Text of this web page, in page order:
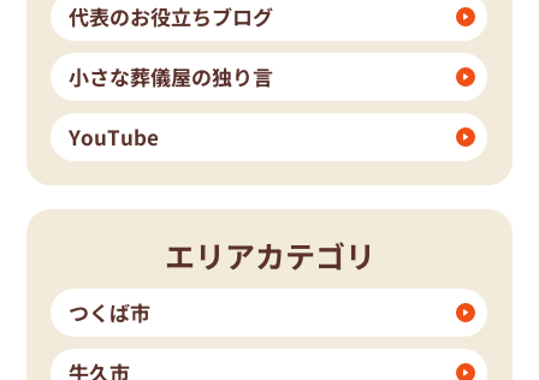
代表のお役立ちブログ
小さな葬儀屋の独り言
YouTube
エリアカテゴリ
つくば市
牛久市